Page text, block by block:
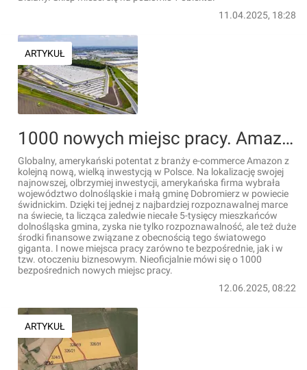
11.04.2025, 18:28
ARTYKUŁ
1000 nowych miejsc pracy. Amazon ruszył z kolejną wielką inwestycją w Polsce [FILM]
Globalny, amerykański potentat z branży e-commerce Amazon z
kolejną nową, wielką inwestycją w Polsce. Na lokalizację swojej
najnowszej, olbrzymiej inwestycji, amerykańska firma wybrała
województwo dolnośląskie i małą gminę Dobromierz w powiecie
świdnickim. Dzięki tej jednej z najbardziej rozpoznawalnej marce
na świecie, ta licząca zaledwie niecałe 5-tysięcy mieszkańców
dolnośląska gmina, zyska nie tylko rozpoznawalność, ale też duże
środki finansowe związane z obecnością tego światowego
giganta. I nowe miejsca pracy zarówno te bezpośrednie, jak i w
tzw. otoczeniu biznesowym. Nieoficjalnie mówi się o 1000
bezpośrednich nowych miejsc pracy.
12.06.2025, 08:22
ARTYKUŁ